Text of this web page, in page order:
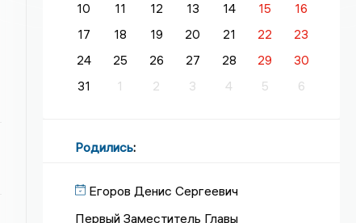
10
11 12 13 14 15
16
17
18 19 20 21 22
23
24
25 26 27 28 29
30
31
1 2 3 4 5 6
Родились:
Егоров Денис Сергеевич
Первый Заместитель Главы